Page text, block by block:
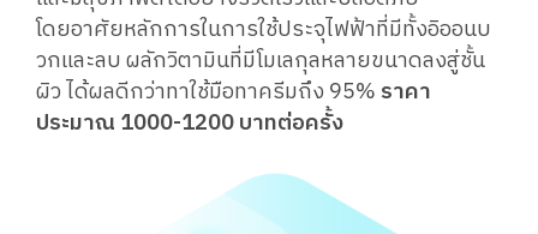
โดยอาศัยหลักการในการใช้ประจุไฟฟ้าที่มีทั้งอิออนบ
วกและลบ ผลักวิตามินที่มีโมเลกุลหลายขนาดลงสู่ชั้น
ผิว ได้ผลดีกว่าทาใช้มือทาครีมถึง 95% ราคา
ประมาณ 1000-1200 บาทต่อครั้ง